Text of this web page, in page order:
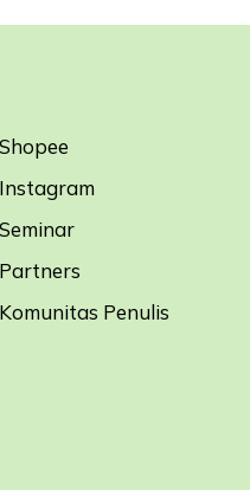
Shopee
Instagram
Seminar
Partners
Komunitas Penulis